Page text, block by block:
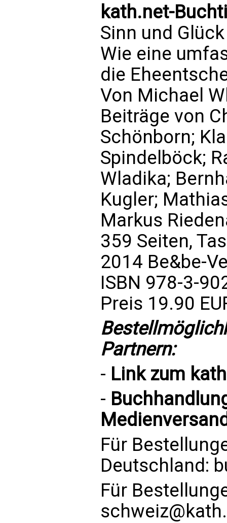
kath.net-
Sinn und
Wie eine
die
Von Michael
Beiträge von
Schönborn;
Spindelböck;
Wladika;
Kugler;
Markus
359 Seiten,
2014 Be&be-
ISBN 978-3-
Preis 19.90
Partnern:
- Link zum
-
Für
Deutschland:
Für